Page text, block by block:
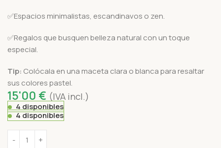
✅Espacios minimalistas, escandinavos o zen.
✅Regalos que busquen belleza natural con un toque
especial.
Tip: Colócala en una maceta clara o blanca para resaltar
sus colores pastel.
15'00 € (IVA incl.)
4 disponibles
4 disponibles